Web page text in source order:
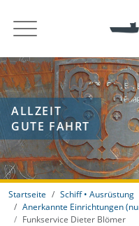
ALLZEIT
GUTE FAHRT
Startseite Schiff • Ausrüstung
Anerkannte Einrichtungen
Funkservice Dieter Blömer